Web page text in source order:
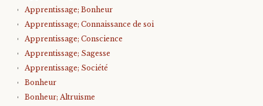
Apprentissage; Bonheur
Apprentissage; Connaissance de soi
Apprentissage; Conscience
Apprentissage; Sagesse
Apprentissage; Société
Bonheur
Bonheur; Altruisme